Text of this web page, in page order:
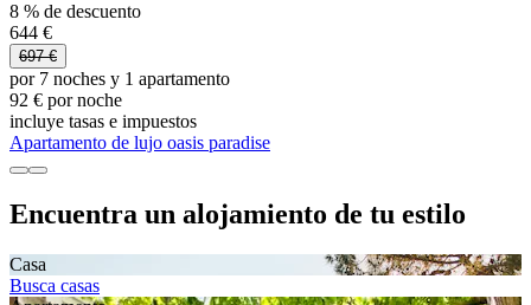
8 % de descuento
644 €
697 €
por 7 noches y 1 apartamento
92 € por noche
incluye tasas e impuestos
Apartamento de lujo oasis paradise
Encuentra un alojamiento de tu estilo
Casa
Busca casas